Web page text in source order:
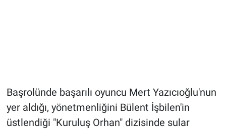
Başrolünde başarılı oyuncu Mert Yazıcıoğlu'nun
yer aldığı, yönetmenliğini Bülent İşbilen'in
üstlendiği "Kuruluş Orhan" dizisinde sular